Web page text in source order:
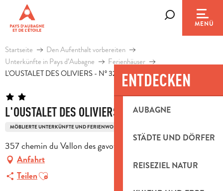
contenu
principal
MENÜ
ENTDECKEN
AUBAGNE
STÄDTE UND DÖRFER
REISEZIEL NATUR
Startseite
Den Aufenthalt vorbereiten
Unterkünfte in Pays d’Aubagne
Ferienhäuser
L'OUSTALET DES OLIVIERS - N° 3239
L'OUSTALET DES OLIVIERS - N° 3239
MÖBLIERTE UNTERKÜNFTE UND FERIENWOHNUNGEN
357 chemin du Vallon des gavots, 13400 Aubagne
Anfahrt
TeilenAjouter aux favoris